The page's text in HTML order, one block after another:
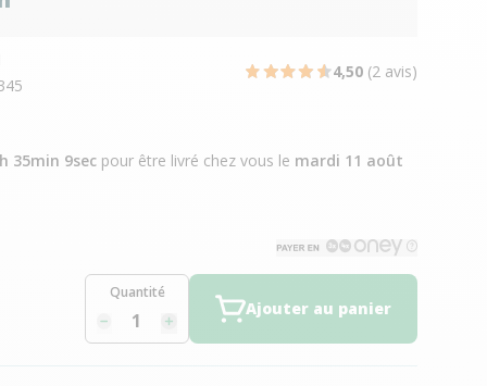
4,50 (2 avis)
35min 8secpour être livré chez vous le mardi 11 août
Quantité
Ajouter au panier